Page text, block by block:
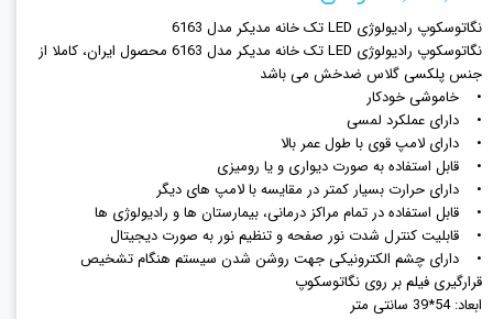
نگاتوسکوپ رادیولوژی LED تک خانه مدیکر مدل 6163
نگاتوسکوپ رادیولوژی LED تک خانه مدیکر مدل 6163 محصول ایران، کاملا از
جنس پلکسی گلاس ضدخش می باشد
• خاموشی خودکار
• دارای عملکرد لمسی
• دارای لامپ قوی با طول عمر بالا
• قابل استفاده به صورت دیواری و یا رومیزی
• دارای حرارت بسیار کمتر در مقایسه با لامپ های دیگر
• قابل استفاده در تمام مراکز درمانی، بیمارستان ها و رادیولوژی ها
• قابلیت کنترل شدت نور صفحه و تنظیم نور به صورت دیجیتال
• دارای چشم الکترونیکی جهت روشن شدن سیستم هنگام تشخیص
قرارگیری فیلم بر روی نگاتوسکوپ
ابعاد: 54*39 سانتی متر